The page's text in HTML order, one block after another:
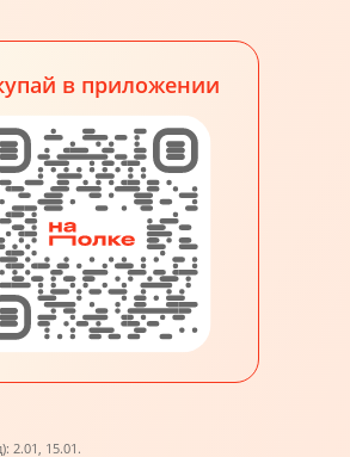
в приложении
2.01, 15.01.